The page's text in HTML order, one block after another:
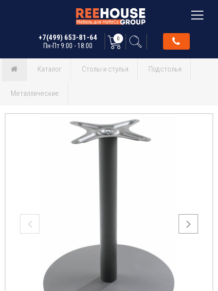
+7(499) 653-81-64
Пн-Пт 9:00 - 18:00
0
Каталог Столы и стулья Подстолья
Металлические